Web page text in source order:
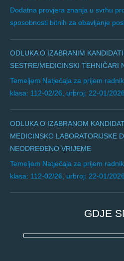
Dodatna provjera znanja u svrhu
sposobnosti bitnih za obavljanje
ODLUKA O IZABRANIM
SESTRE/MEDICINSKI TEHNIČARI
Temeljem Natječaja za prijem
klasa: 112-02/26, urbroj: 22-01/
ODLUKA O IZABRANOM
MEDICINSKO LABORATORIJSKE
NEODREĐENO VRIJEME
Temeljem Natječaja za prijem
klasa: 112-02/26, urbroj: 22-01/
GDJE